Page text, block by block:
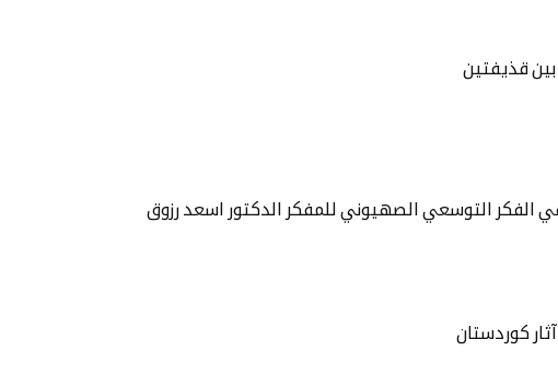
قذيفتين
الفكر التوسعي الصهيوني للمفكر الدكتور اسعد رزوق
كوردستان